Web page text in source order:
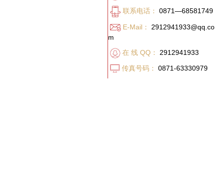
联系电话： 0871—68581749
E-Mail：
2912941933@qq.co
m
在 线 QQ：
2912941933
传真号码：
0871-63330979